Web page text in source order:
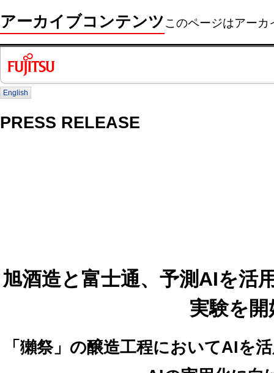
アーカイブコンテンツこのページはアー
English
PRESS RELEASE
旭酒造と富士通、予測AIを活
実験を開
「獺祭」の醸造工程においてAIを